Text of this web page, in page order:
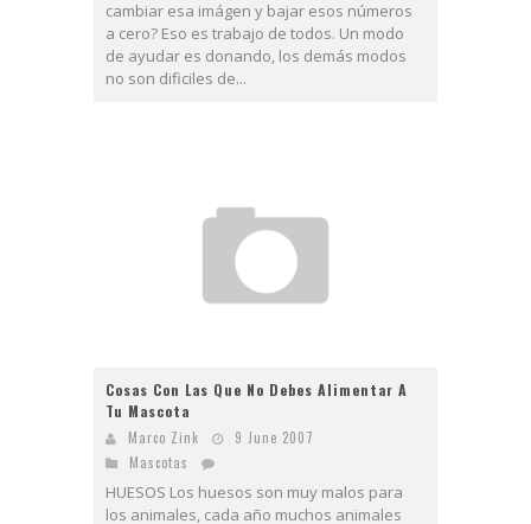
cambiar esa imágen y bajar esos números
a cero? Eso es trabajo de todos. Un modo
de ayudar es donando, los demás modos
no son dificiles de...
Cosas Con Las Que No Debes Alimentar A
Tu Mascota
Marco Zink
9 June 2007
Mascotas
HUESOS Los huesos son muy malos para
los animales, cada año muchos animales